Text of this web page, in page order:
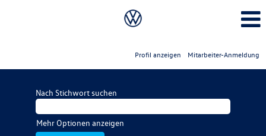
Profil anzeigen Mitarbeiter-Anmeldung
Nach Stichwort suchen
Mehr Optionen anzeigen